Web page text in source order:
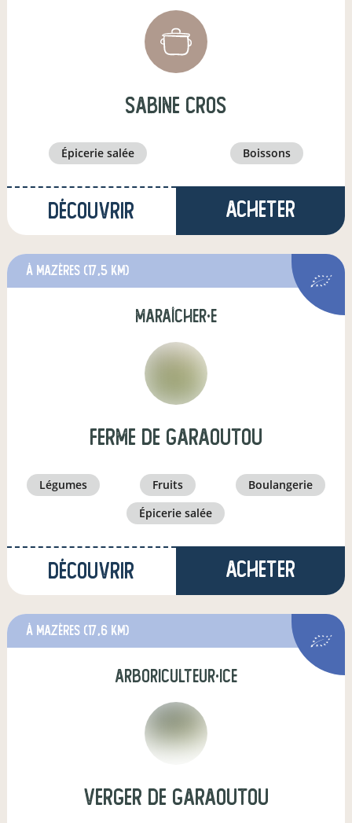
sabine cros
épicerie salée boissons
Découvrir Acheter
à Mazères (17,5 km)
maraîcher·e
Ferme de Garaoutou
légumes fruits
boulangerie
épicerie salée
Découvrir Acheter
à Mazères (17,6 km)
arboriculteur·ice
Verger de Garaoutou